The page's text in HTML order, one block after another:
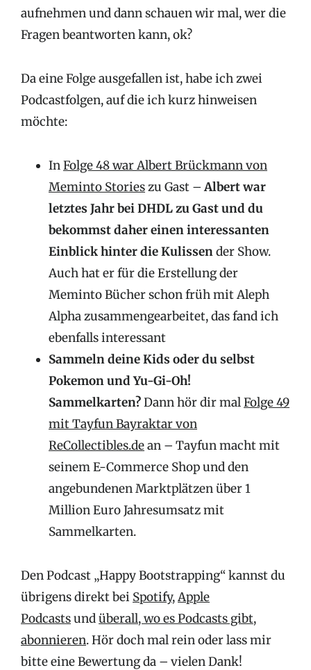
aufnehmen und dann schauen wir mal, wer die
Fragen beantworten kann, ok?
Da eine Folge ausgefallen ist, habe ich zwei
Podcastfolgen, auf die ich kurz hinweisen
möchte:
InFolge 48 war Albert Brückmann von
Meminto Storieszu Gast –Albert war
letztes Jahr bei DHDL zu Gast und du
bekommst daher einen interessanten
Einblick hinter die Kulissender Show.
Auch hat er für die Erstellung der
Meminto Bücher schon früh mit Aleph
Alpha zusammengearbeitet, das fand ich
ebenfalls interessant
Sammeln deine Kids oder du selbst
Pokemon und Yu-Gi-Oh!
Sammelkarten?Dann hör dir malFolge 49
mit Tayfun Bayraktar von
ReCollectibles.dean – Tayfun macht mit
seinem E-Commerce Shop und den
angebundenen Marktplätzen über 1
Million Euro Jahresumsatz mit
Sammelkarten.
Den Podcast „Happy Bootstrapping“ kannst du
übrigens direkt bei Spotify,Apple
Podcastsundüberall, wo es Podcasts gibt,
abonnieren. Hör doch mal rein oder lass mir
bitte eine Bewertung da – vielen Dank!